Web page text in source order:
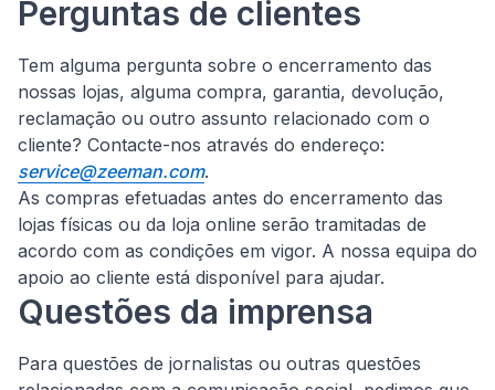
Perguntas de clientes
Tem alguma pergunta sobre o encerramento das
nossas lojas, alguma compra, garantia, devolução,
reclamação ou outro assunto relacionado com o
cliente? Contacte-nos através do endereço:
service@zeeman.com.
As compras efetuadas antes do encerramento das
lojas físicas ou da loja online serão tramitadas de
acordo com as condições em vigor. A nossa equipa do
apoio ao cliente está disponível para ajudar.
Questões da imprensa
Para questões de jornalistas ou outras questões